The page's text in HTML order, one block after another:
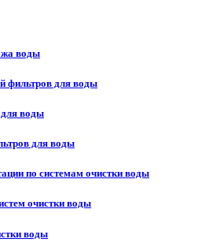
воды
фильтров для воды
воды
для воды
по системам очистки воды
очистки воды
воды